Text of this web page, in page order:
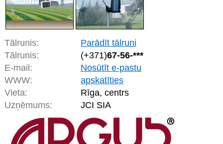
Tālrunis:
Parādīt tālruni
Tālrunis:
(+371)67-56-***
E-mail:
Nosūtīt e-pastu
WWW:
apskatīties
Vieta:
Rīga, centrs
Uzņēmums:
JCI SIA